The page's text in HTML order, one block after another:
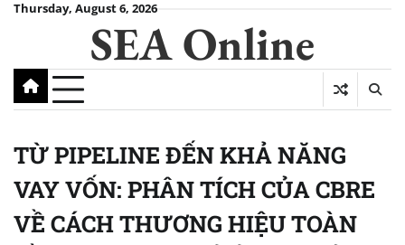
SkipThursday, August 6, 2026
SEA Online
TỪ PIPELINE ĐẾN KHẢ NĂNG
VAY VỐN: PHÂN TÍCH CỦA CBRE
VỀ CÁCH THƯƠNG HIỆU TOÀN